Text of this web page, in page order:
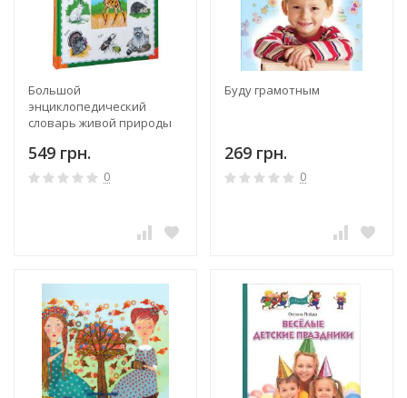
Большой
энциклопедический
словарь живой природы
549 грн.
0
Буду грамотным
269 грн.
0